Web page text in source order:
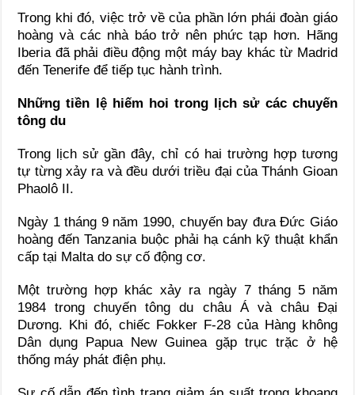
Trong khi đó, việc trở về của phần lớn phái đoàn giáo
hoàng và các nhà báo trở nên phức tạp hơn. Hãng
Iberia đã phải điều động một máy bay khác từ Madrid
đến Tenerife để tiếp tục hành trình.
Những tiền lệ hiếm hoi trong lịch sử các chuyến
tông du
Trong lịch sử gần đây, chỉ có hai trường hợp tương
tự từng xảy ra và đều dưới triều đại củaThánh Gioan
Phaolô II.
Ngày 1 tháng 9 năm 1990, chuyến bay đưa Đức Giáo
hoàng đến Tanzania buộc phải hạ cánh kỹ thuật khẩn
cấp tại Malta do sự cố động cơ.
Một trường hợp khác xảy ra ngày 7 tháng 5 năm
1984 trong chuyến tông du châu Á và châu Đại
Dương. Khi đó, chiếc Fokker F-28 của Hàng không
Dân dụng Papua New Guinea gặp trục trặc ở hệ
thống máy phát điện phụ.